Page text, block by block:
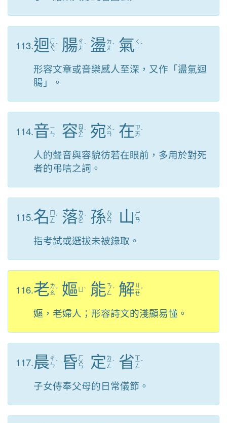
113.迴 ㄏ
ㄨ
ㄟ
ˊ 腸ㄔ
ㄤ ˊ 盪 ㄉ
ㄤˋ 氣 ㄑ
ㄧˋ
形容文章或音樂感人至深，又作「盪氣迴
腸」。
114.音ㄧ
ㄣ
容 ㄖ
ㄨ
ㄥ
ˊ 宛 ㄨ
ㄢˇ 在 ㄗ
ㄞˋ
人的聲音與容貌彷若在眼前，多用於對死
者的弔唁之詞。
115.名 ㄇ
ㄧ
ㄥ
ˊ 落ㄌ
ㄨ
ㄛ
ˋ 孫ㄙ
ㄨ
ㄣ 山 ㄕ
ㄢ
指考試或選拔未被錄取。
116.老ㄌ
ㄠˇ 嫗 ˋ 能ㄋ
ㄥ ˊ 解 ㄐ
ㄧ
ㄝ
ˇ
嫗，老婦人；形容詩文的淺顯易懂。
117.晨ㄔ
ㄣ ˊ 昏ㄏ
ㄨ
ㄣ 定 ㄉ
ㄧ
ㄥ
ˋ 省 ㄒ
ㄧ
ㄥ
ˇ
子女侍奉父母的日常儀節。